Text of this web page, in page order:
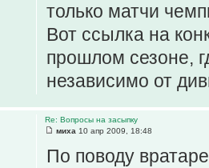
только матчи
Вот ссылка на
прошлом сезоне,
независимо от
Re: Вопросы на засыпку
миха 10 апр 2009, 18:48
По поводу